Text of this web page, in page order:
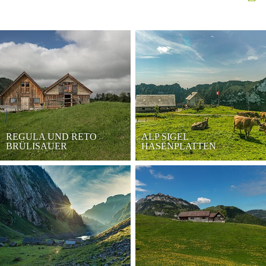
REGULA UND RETO
BRÜLISAUER
ALP SIGEL
HASENPLATTEN